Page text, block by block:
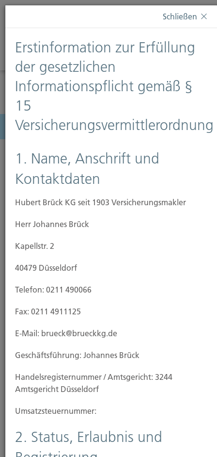
Diese Webseite verwendet Cookies. Wenn Sie weiterhin
Informationen finden Sie auf unserer SeiteDatenschutz
Diese Nachricht nicht erneut anzeigen
Menü
Ansprechpartner
Inhaber
Tel.: 0211 - 49 00 66
E-Mail Vita
Schließen
Erstinformation zur Erfüllung
der gesetzlichen
Informationspflicht gemäß §
15
Versicherungsvermittlerordnung
1. Name, Anschrift und
Kontaktdaten
Hubert Brück KG seit 1903 Versicherungsmakler
Herr Johannes Brück
Kapellstr. 2
40479 Düsseldorf
Telefon: 0211 490066
Fax: 0211 4911125
E-Mail: brueck@brueckkg.de
Geschäftsführung: Johannes Brück
Handels­registernummer / Amtsgericht: 3244
Amtsgericht Düsseldorf
Umsatzsteuer­nummer:
2. Status, Erlaubnis und